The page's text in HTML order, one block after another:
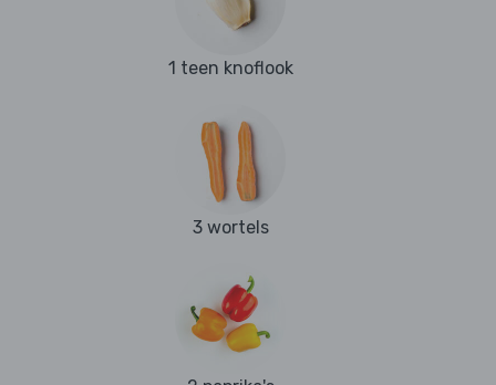
1 teen knoflook
3 wortels